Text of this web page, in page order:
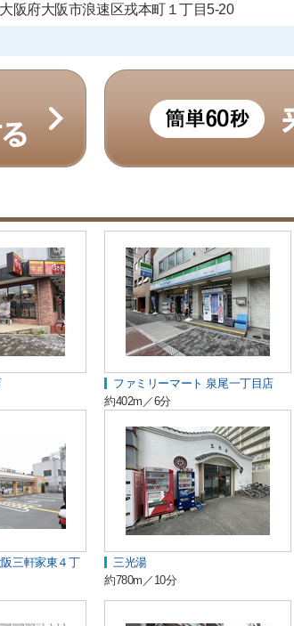
大阪府大阪市浪速区戎本町１丁目5-20
ファミリーマート 泉尾一丁目店
約402m／6分
三軒家東４丁
三光湯
約780m／10分